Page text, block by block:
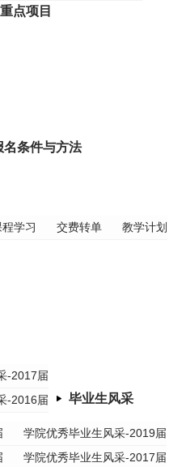
重点项目
名条件与方法
学习 交费转单 教学计划
-2017届
-2016届
毕业生风采
学院优秀毕业生风采-2019届
学院优秀毕业生风采-2017届